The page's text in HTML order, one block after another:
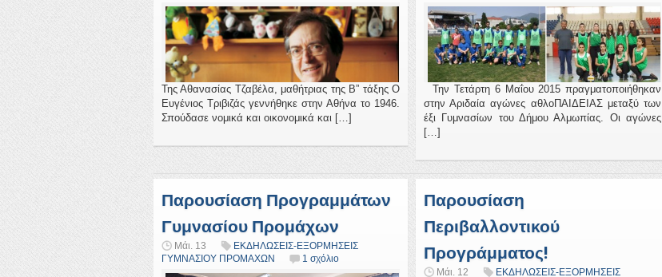
Της Αθανασίας Τζαβέλα, μαθήτριας της Β” τάξης Ο
Ευγένιος Τριβιζάς γεννήθηκε στην Αθήνα το 1946.
Σπούδασε νομικά και οικονομικά και […]
Την Τετάρτη 6 Μαΐου 2015 πραγματοποιήθηκαν
στην Αριδαία αγώνες αθλοΠΑΙΔΕΙΑΣ μεταξύ των
έξι Γυμνασίων του Δήμου Αλμωπίας. Οι αγώνες
[…]
Παρουσίαση Προγραμμάτων
Γυμνασίου Προμάχων
Μάι. 13
ΕΚΔΗΛΩΣΕΙΣ-ΕΞΟΡΜΗΣΕΙΣ
ΓΥΜΝΑΣΙΟΥ ΠΡΟΜΑΧΩΝ
1 σχόλιο
Παρουσίαση
Περιβαλλοντικού
Προγράμματος!
Μάι. 12
ΕΚΔΗΛΩΣΕΙΣ-ΕΞΟΡΜΗΣΕΙΣ